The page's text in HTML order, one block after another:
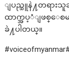
ျပည္သူနဲ႔တရား
ထာက္အပ့ံျဖစ္ေစ
ခဲ႔ပါတယ္။